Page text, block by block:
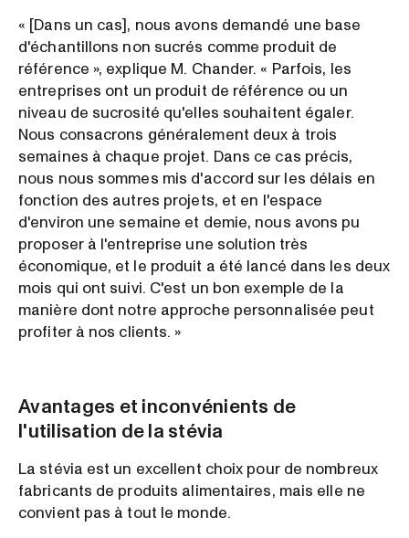
« [Dans un cas], nous avons demandé une base
d'échantillons non sucrés comme produit de
référence », explique M. Chander. « Parfois, les
entreprises ont un produit de référence ou un
niveau de sucrosité qu'elles souhaitent égaler.
Nous consacrons généralement deux à trois
semaines à chaque projet. Dans ce cas précis,
nous nous sommes mis d'accord sur les délais en
fonction des autres projets, et en l'espace
d'environ une semaine et demie, nous avons pu
proposer à l'entreprise une solution très
économique, et le produit a été lancé dans les deux
mois qui ont suivi. C'est un bon exemple de la
manière dont notre approche personnalisée peut
profiter à nos clients. »
Avantages et inconvénients de
l'utilisation de la stévia
La stévia est un excellent choix pour de nombreux
fabricants de produits alimentaires, mais elle ne
convient pas à tout le monde.